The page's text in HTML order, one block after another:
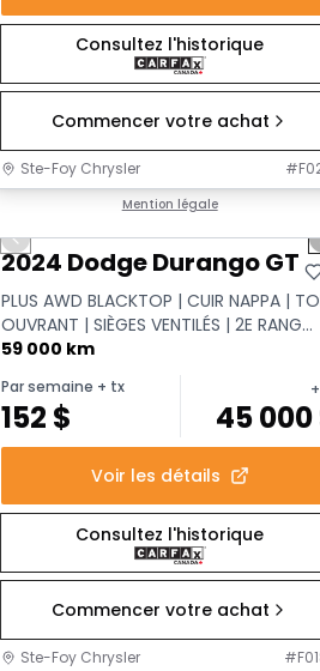
Consultez l'historique
Commencer votre achat
Ste-Foy Chrysler #
Mention légale
Très bonne offre
Previous slide
2024 Dodge Durango GT
PLUS AWD BLACKTOP | CUIR NAPPA |
OUVRANT | SIÈGES VENTILÉS | 2E RANG
CAPTAIN | ENS. ÉCLAIR | WI...
59 000 km
Par semaine + tx
152 $ 45 000
Voir les détails
Consultez l'historique
Commencer votre achat
Ste-Foy Chrysler #